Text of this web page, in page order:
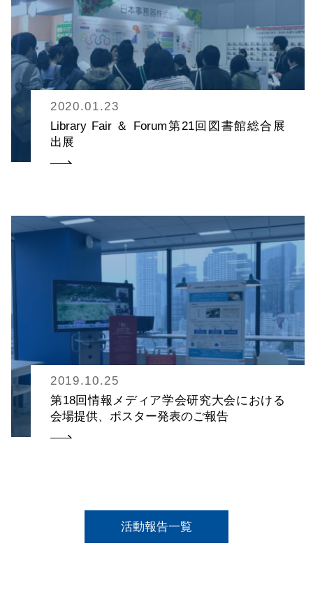
2020.01.23
Library Fair ＆ Forum第21回図書館総合展
出展
2019.10.25
第18回情報メディア学会研究大会における
会場提供、ポスター発表のご報告
活動報告一覧